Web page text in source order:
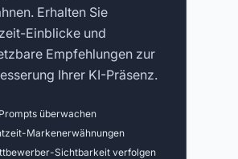
Erhalten Sie
Einblicke und
Empfehlungen zur
Ihrer KI-Präsenz.
überwachen
Markenerwähnungen
Sichtbarkeit verfolgen